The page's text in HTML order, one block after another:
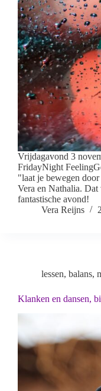
Vrijdagavond 3
FridayNight
"laat je bewegen
Vera en Nathalia.
fantastische avond!
Vera Reijns
lessen, balans,
Klanken en dansen,